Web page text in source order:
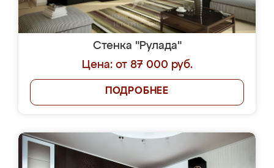
Стенка "Рулада"
Цена: от 87 000 руб.
ПОДРОБНЕЕ